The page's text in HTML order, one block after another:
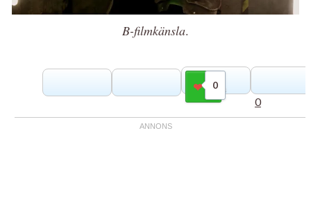
B-filmkänsla.
0
Gilla
0